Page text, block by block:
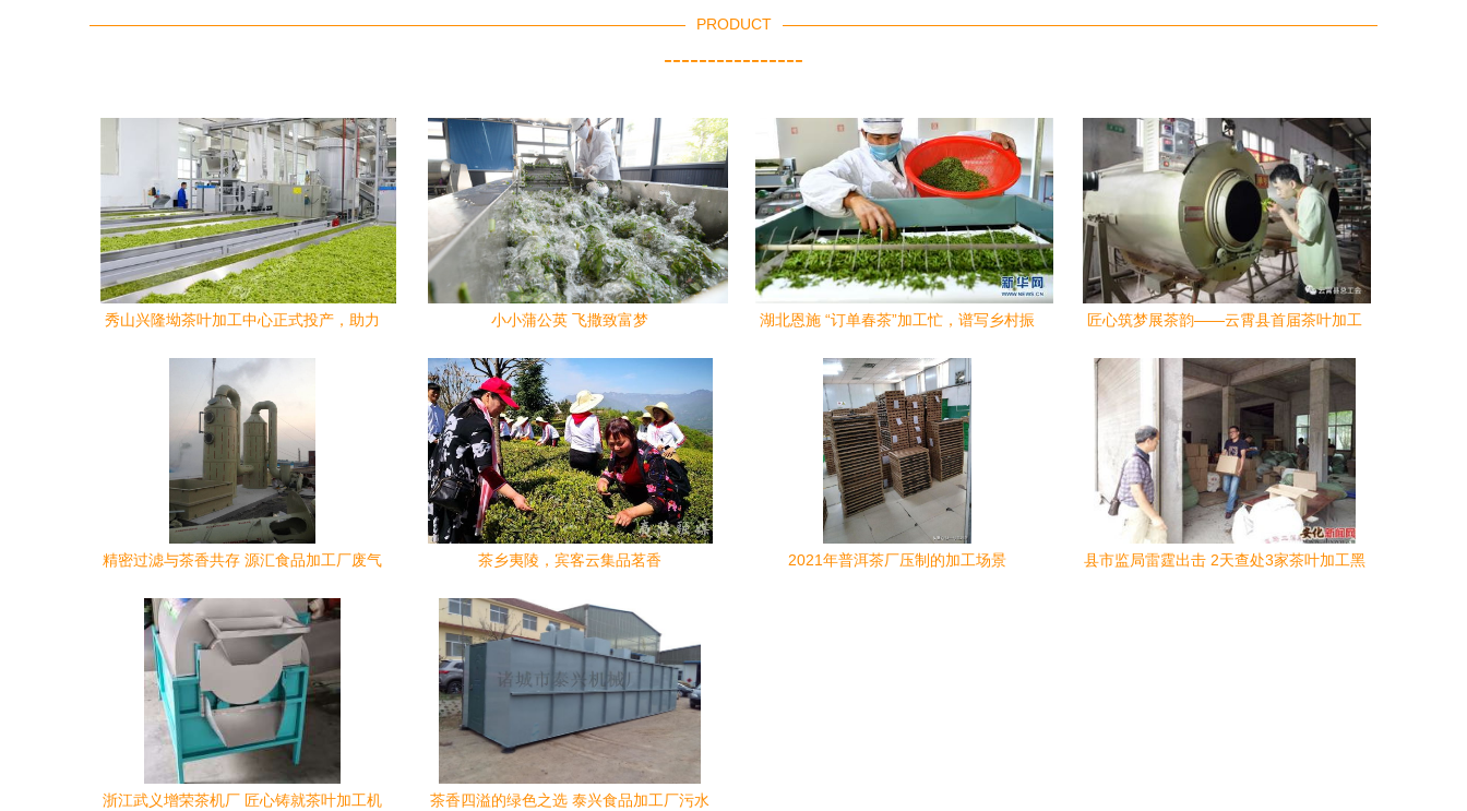
PRODUCT
----------------
秀山兴隆坳茶叶加工中心正式投产，助力
小小蒲公英 飞撒致富梦
湖北恩施 “订单春茶”加工忙，谱写乡村振
匠心筑梦展茶韵——云霄县首届茶叶加工
精密过滤与茶香共存 源汇食品加工厂废气
茶乡夷陵，宾客云集品茗香 2021年普洱茶厂压制的加工场景
县市监局雷霆出击 2天查处3家茶叶加工黑
浙江武义增荣茶机厂 匠心铸就茶叶加工机 茶香四溢的绿色之选 泰兴食品加工厂污水